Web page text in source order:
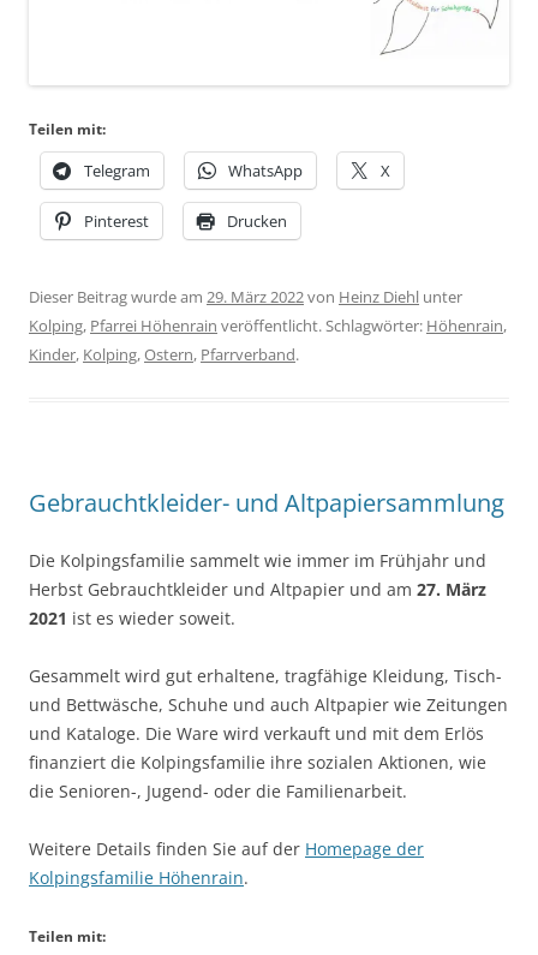
Teilen mit:
Telegram WhatsApp X
Pinterest Drucken
Dieser Beitrag wurde am 29. März 2022von Heinz Diehl unter
Kolping, Pfarrei Höhenrain veröffentlicht. Schlagwörter: Höhenrain,
Kinder, Kolping,Ostern, Pfarrverband.
Gebrauchtkleider- und Altpapiersammlung
Die Kolpingsfamilie sammelt wie immer im Frühjahr und
Herbst Gebrauchtkleider und Altpapier und am 27. März
2021 ist es wieder soweit.
Gesammelt wird gut erhaltene, tragfähige Kleidung, Tisch-
und Bettwäsche, Schuhe und auch Altpapier wie Zeitungen
und Kataloge. Die Ware wird verkauft und mit dem Erlös
finanziert die Kolpingsfamilie ihre sozialen Aktionen, wie
die Senioren-, Jugend- oder die Familienarbeit.
Weitere Details finden Sie auf der Homepage der
Kolpingsfamilie Höhenrain.
Teilen mit: